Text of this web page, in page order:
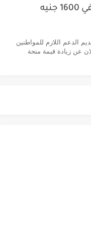
وزارة التموين تعلن عن دعم إضافي 1600 جنيه
الدعم اللازم للمواطنين
عن زيادة قيمة منحة